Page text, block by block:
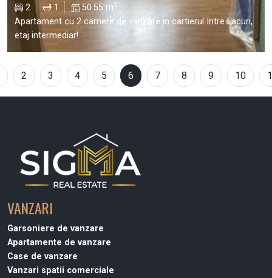
2
1 50.55 m2
Apartament cu 2 camere de vanzare in cartierul Intre Lacuri,
etaj intermediar!
2 3 4 5 6 7 8 9 10
VANZARI
Garsoniere de vanzare
Apartamente de vanzare
Case de vanzare
Vanzari spatii comerciale